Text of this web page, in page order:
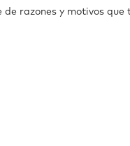
razones y motivos que